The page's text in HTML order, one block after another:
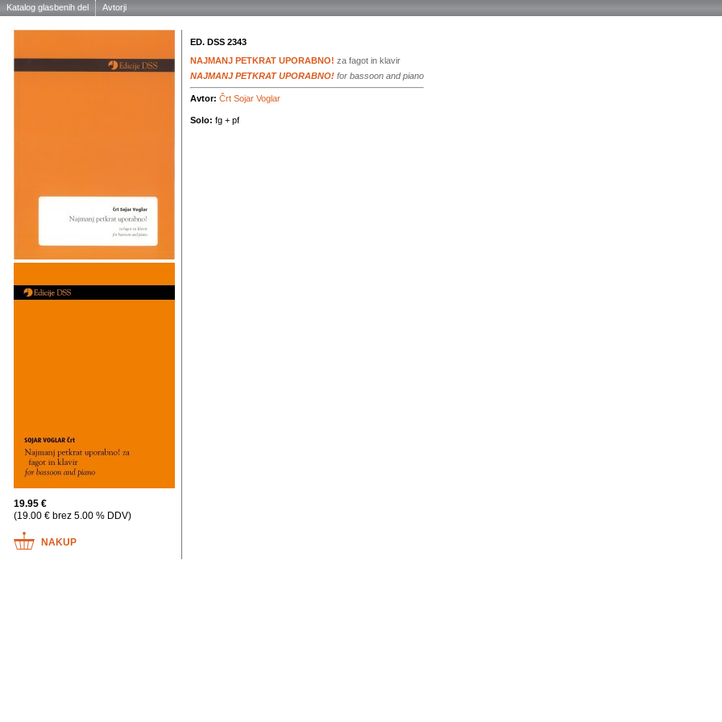
Katalog glasbenih del Avtorji
19.95 €
(19.00 € brez 5.00 % DDV)
NAKUP
ED. DSS 2343
NAJMANJ PETKRAT UPORABNO! za fagot in klavir
NAJMANJ PETKRAT UPORABNO! for bassoon and piano
Avtor: Črt Sojar Voglar
Solo: fg + pf